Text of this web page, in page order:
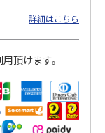
詳細はこちら
頂けます。